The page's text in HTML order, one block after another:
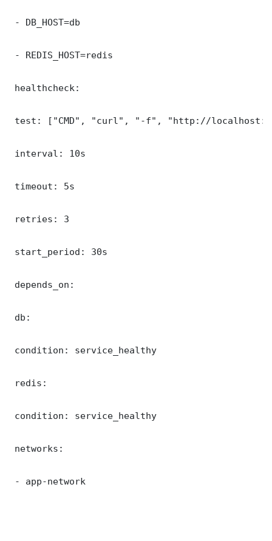
- DB_HOST=db
- REDIS_HOST=redis
healthcheck:
test: ["CMD", "curl", "-f", "http://
interval: 10s
timeout: 5s
retries: 3
start_period: 30s
depends_on:
db:
condition: service_healthy
redis:
condition: service_healthy
networks:
- app-network